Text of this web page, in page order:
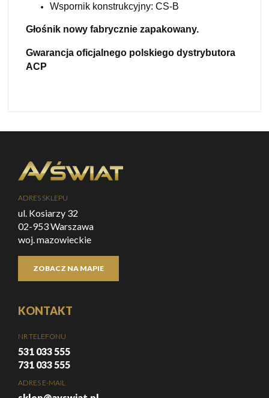
Wspornik konstrukcyjny: CS-B
Głośnik nowy fabrycznie zapakowany.
Gwarancja oficjalnego polskiego dystrybutora
ACP
ADRES SKLEPU
ul. Kosiarzy 32
02-953 Warszawa
woj. mazowieckie
ZOBACZ NA MAPIE
KONTAKT
NR TELEFONU
531 033 555
731 033 555
ADRES E-MAIL